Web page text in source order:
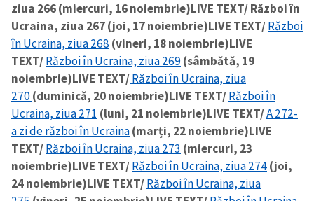
ziua 266 (miercuri, 16 noiembrie)LIVE TEXT/ Război în
Ucraina, ziua 267 (joi, 17 noiembrie)LIVE TEXT/Război
în Ucraina, ziua 268 (vineri, 18 noiembrie)LIVE
TEXT/Război în Ucraina, ziua 269(sâmbătă, 19
noiembrie)LIVE TEXT/Război în Ucraina, ziua
270(duminică, 20 noiembrie)LIVE TEXT/Război în
Ucraina, ziua 271 (luni, 21 noiembrie)LIVE TEXT/A 272-
a zi de război în Ucraina(marți, 22 noiembrie)LIVE
TEXT/Război în Ucraina, ziua 273 (miercuri, 23
noiembrie)LIVE TEXT/Război în Ucraina, ziua 274(joi,
24 noiembrie)LIVE TEXT/Război în Ucraina, ziua